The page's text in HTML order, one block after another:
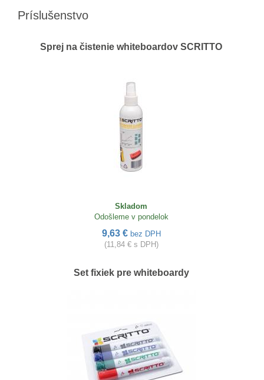
Príslušenstvo
Sprej na čistenie whiteboardov SCRITTO
Skladom
Odošleme v pondelok
9,63 € bez DPH
(11,84 € s DPH)
Set fixiek pre whiteboardy